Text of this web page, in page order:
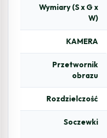
Wymiary (S x G x
W)
KAMERA
Przetwornik
obrazu
Rozdzielczość
Soczewki